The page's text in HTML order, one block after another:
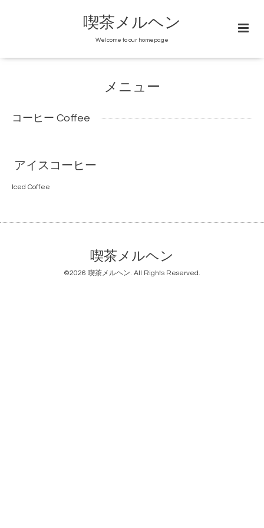
喫茶メルヘン
Welcome to our homepage
メニュー
コーヒー Coffee
アイスコーヒー
Iced Coffee
喫茶メルヘン
©2026 喫茶メルヘン. All Rights Reserved.